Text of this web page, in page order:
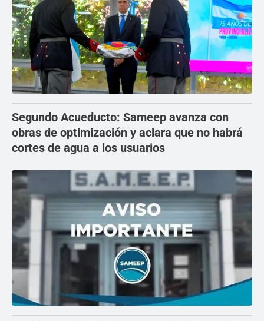
Segundo Acueducto: Sameep avanza con
obras de optimización y aclara que no habrá
cortes de agua a los usuarios